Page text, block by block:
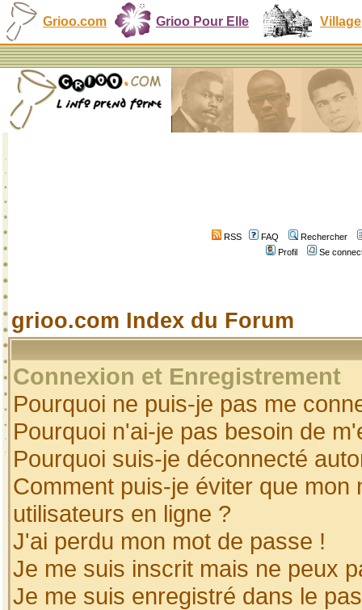
Grioo.com Grioo Pour Elle Village
RSS FAQ
Rechercher
Profil
Se
grioo.com Index du Forum
Connexion et Enregistrement
Pourquoi ne puis-je pas me
Pourquoi n'ai-je pas besoin de
Pourquoi suis-je déconnecté
Comment puis-je éviter que
utilisateurs en ligne ?
J'ai perdu mon mot de passe !
Je me suis inscrit mais ne peux
Je me suis enregistré dans le